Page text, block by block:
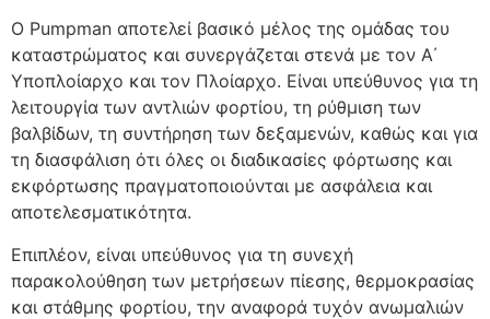
Ο Pumpman αποτελεί βασικό μέλος της ομάδας του
καταστρώματος και συνεργάζεται στενά με τον Α΄
Υποπλοίαρχο και τον Πλοίαρχο. Είναι υπεύθυνος για τη
λειτουργία των αντλιών φορτίου, τη ρύθμιση των
βαλβίδων, τη συντήρηση των δεξαμενών, καθώς και για
τη διασφάλιση ότι όλες οι διαδικασίες φόρτωσης και
εκφόρτωσης πραγματοποιούνται με ασφάλεια και
αποτελεσματικότητα.
Επιπλέον, είναι υπεύθυνος για τη συνεχή
παρακολούθηση των μετρήσεων πίεσης, θερμοκρασίας
και στάθμης φορτίου, την αναφορά τυχόν ανωμαλιών